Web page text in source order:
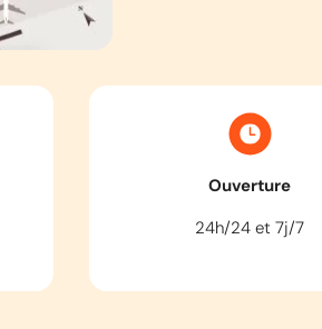
Ouverture
24h/24 et 7j/7